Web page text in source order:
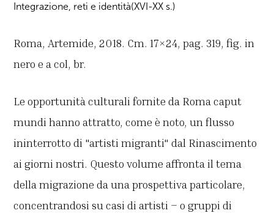
Integrazione, reti e identità(XVI-XX s.)
Roma, Artemide, 2018. Cm. 17×24, pag. 319, fig. in
nero e a col, br.
Le opportunità culturali fornite da Roma caput
mundi hanno attratto, come è noto, un flusso
ininterrotto di "artisti migranti" dal Rinascimento
ai giorni nostri. Questo volume affronta il tema
della migrazione da una prospettiva particolare,
concentrandosi su casi di artisti – o gruppi di